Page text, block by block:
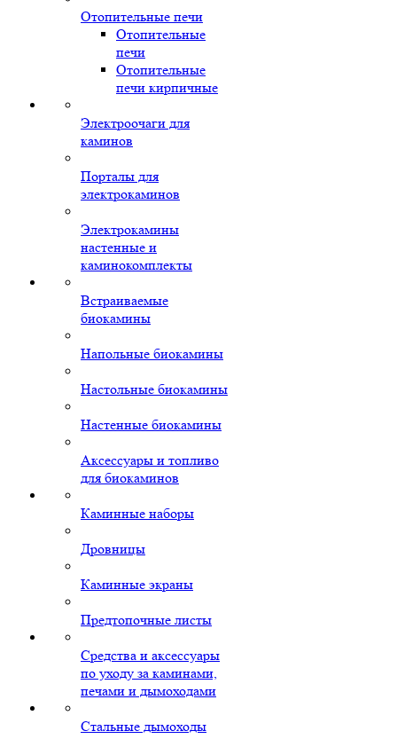
Отопительные печи
Отопительные
печи
Отопительные
печи кирпичные
Электроочаги для
каминов
Порталы для
электрокаминов
Электрокамины
настенные и
каминокомплекты
Встраиваемые
биокамины
Напольные биокамины
Настольные биокамины
Настенные биокамины
Аксессуары и топливо
для биокаминов
Каминные наборы
Дровницы
Каминные экраны
Предтопочные листы
Средства и аксессуары
по уходу за каминами,
печами и дымоходами
Стальные дымоходы